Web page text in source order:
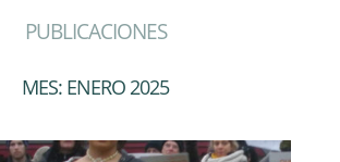
PUBLICACIONES
MES: ENERO 2025